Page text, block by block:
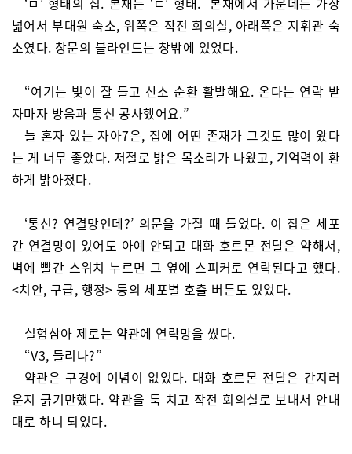
넒어서 부대원 숙소, 위쪽은 작전 회의실, 아래쪽은 지휘관 숙
소였다. 창문의 블라인드는 창밖에 있었다.
“여기는 빛이 잘 들고 산소 순환 활발해요. 온다는 연락 받
자마자 방음과 통신 공사했어요.”
늘 혼자 있는 자아7은, 집에 어떤 존재가 그것도 많이 왔다
는 게 너무 좋았다. 저절로 밝은 목소리가 나왔고, 기억력이 환
하게 밝아졌다.
‘통신? 연결망인데?’ 의문을 가질 때 들었다. 이 집은 세포
간 연결망이 있어도 아예 안되고 대화 호르몬 전달은 약해서,
벽에 빨간 스위치 누르면 그 옆에 스피커로 연락된다고 했다.
<치안, 구급, 행정> 등의 세포별 호출 버튼도 있었다.
실험삼아 제로는 약관에 연락망을 썼다.
“V3, 들리나?”
약관은 구경에 여념이 없었다. 대화 호르몬 전달은 간지러
운지 긁기만했다. 약관을 툭 치고 작전 회의실로 보내서 안내
대로 하니 되었다.